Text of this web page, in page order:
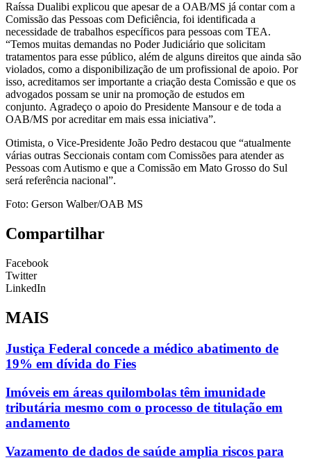
Raíssa Dualibi explicou que apesar de a OAB/MS já contar com a
Comissão das Pessoas com Deficiência, foi identificada a
necessidade de trabalhos específicos para pessoas com TEA.
“Temos muitas demandas no Poder Judiciário que solicitam
tratamentos para esse público, além de alguns direitos que ainda são
violados, como a disponibilização de um profissional de apoio. Por
isso, acreditamos ser importante a criação desta Comissão e que os
advogados possam se unir na promoção de estudos em
conjunto. Agradeço o apoio do Presidente Mansour e de toda a
OAB/MS por acreditar em mais essa iniciativa”.
Otimista, o Vice-Presidente João Pedro destacou que “atualmente
várias outras Seccionais contam com Comissões para atender as
Pessoas com Autismo e que a Comissão em Mato Grosso do Sul
será referência nacional”.
Foto: Gerson Walber/OAB MS
Compartilhar
Facebook
Twitter
LinkedIn
MAIS
Justiça Federal concede a médico abatimento de
19% em dívida do Fies
Imóveis em áreas quilombolas têm imunidade
tributária mesmo com o processo de titulação em
andamento
Vazamento de dados de saúde amplia riscos para